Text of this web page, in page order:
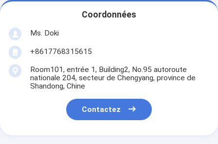
Coordonnées
Ms. Doki
+8617768315615
Room101, entrée 1, Building2, No.95 autoroute
nationale 204, secteur de Chengyang, province de
Shandong, Chine
Contactez